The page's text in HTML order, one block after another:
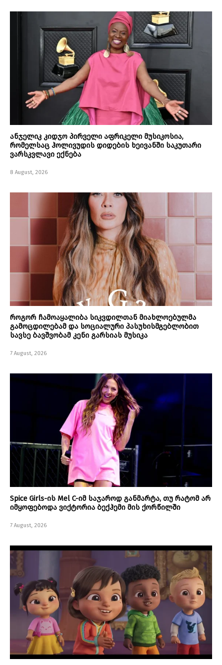
ანჯელიკ კიდჯო პირველი აფრიკელი მუსიკოსია,
რომელსაც ჰოლივუდის დიდების ხეივანში საკუთარი
ვარსკვლავი ექნება
8 August, 2026
როგორ ჩამოაყალიბა სიკვდილთან მიახლოებულმა
გამოცდილებამ და სოციალური პასუხისმგებლობით
სავსე ბავშვობამ კენი გარსიას მუსიკა
7 August, 2026
Spice Girls-ის Mel C-იმ საჯაროდ განმარტა, თუ რატომ არ
იმყოფებოდა ვიქტორია ბექჰემი მის ქორწილში
7 August, 2026